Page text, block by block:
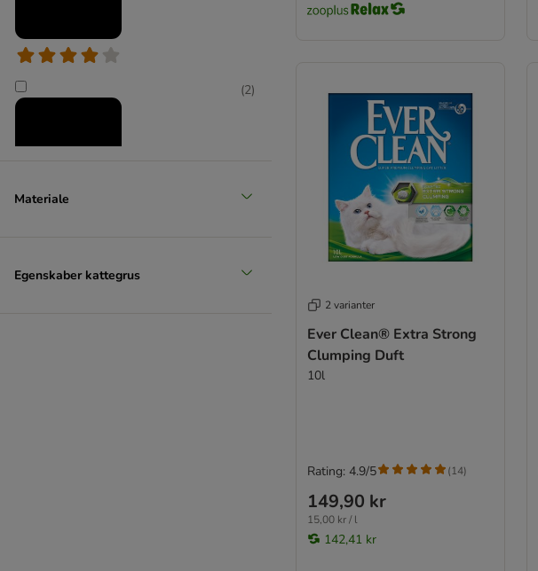
(2)
Materiale
Egenskaber kattegrus
2 varianter
Ever Clean® Extra Strong
Clumping Duft
10l
149,90 kr
15,00 kr / l
142,41 kr
Rating: 4.9/5 (14)